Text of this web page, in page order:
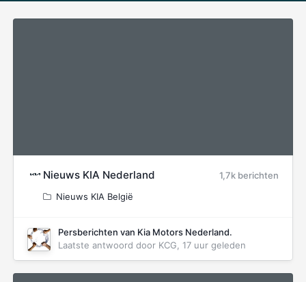
Nieuws KIA Nederland
1,7k berichten
Nieuws KIA België
Persberichten van Kia Motors Nederland.
Laatste antwoord door KCG 17 uur geleden